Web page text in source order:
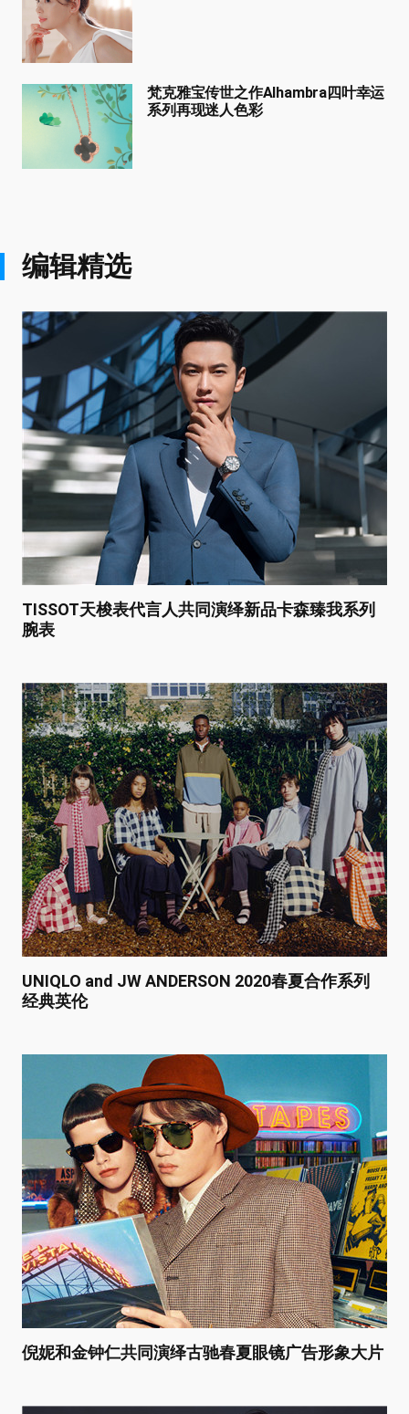
梵克雅宝传世之作Alhambra四叶幸运
系列再现迷人色彩
编辑精选
TISSOT天梭表代言人共同演绎新品卡森臻我系列
腕表
UNIQLO and JW ANDERSON 2020春夏合作系列
经典英伦
倪妮和金钟仁共同演绎古驰春夏眼镜广告形象大片